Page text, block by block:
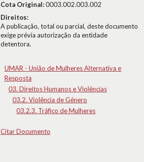
Cota Original:0003.002.003.002
Direitos:
A publicação, total ou parcial, deste documento
exige prévia autorização da entidade
detentora.
UMAR - União de Mulheres Alternativa e
Resposta
03. Direitos Humanos e Violências
03.2. Violência de Género
03.2.3. Tráfico de Mulheres
Citar Documento